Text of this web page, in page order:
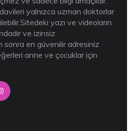
yalnızca uzman doktorlar
yazı ve videoların
ve izinsiz
sonra en güvenilir adresiniz
anne ve çocuklar için